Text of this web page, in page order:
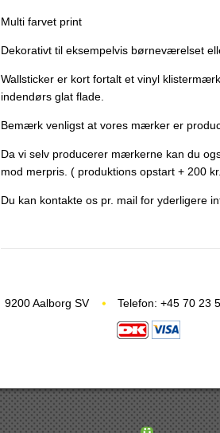
Multi farvet print
Dekorativt til eksempelvis børneværelset
Wallsticker er kort fortalt et vinyl
indendørs glat flade.
Bemærk venligst at vores mærker er
Da vi selv producerer mærkerne kan du
mod merpris. ( produktions opstart + 200
Du kan kontakte os pr. mail for yderligere
9200 Aalborg SV Telefon: +45 70 23